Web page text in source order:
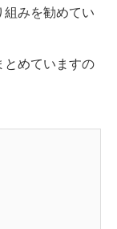
組みを勧めてい
とめていますの